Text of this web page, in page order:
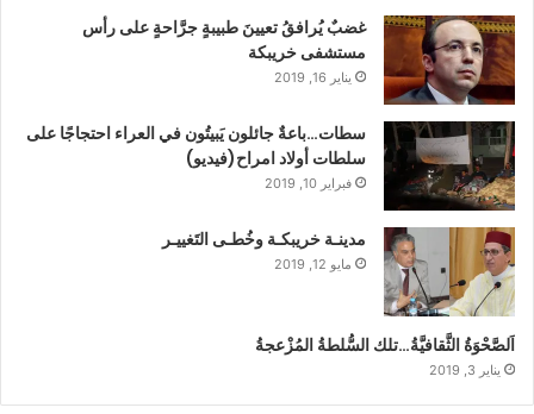
غضبٌ يُرافقُ تعيينَ طبيبةٍ جرَّاحةٍ على رأس
مستشفى خريبكة
يناير 16, 2019
سطات…باعةٌ جائلون يَبيتُون في العراء احتجاجًا على
سلطات أولاد امراح(فيديو)
فبراير 10, 2019
مدينـة خريبكـة وخُطـى التَغييـر
مايو 12, 2019
اَلصَّحْوَةُ الثَّقافيَّةُ…تلك السُّلطةُ المُزْعجةُ
يناير 3, 2019